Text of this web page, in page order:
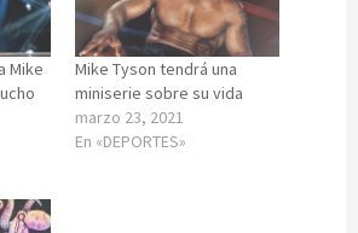
Mike
Mike Tyson tendrá una
miniserie sobre su vida
marzo 23, 2021
En «DEPORTES»